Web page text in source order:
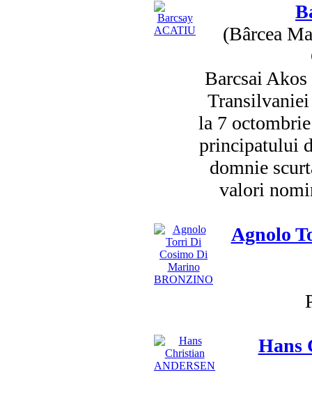
(Bârcea
Barcsai
la 7
principatului
domnie
valori
Agnolo
Hans